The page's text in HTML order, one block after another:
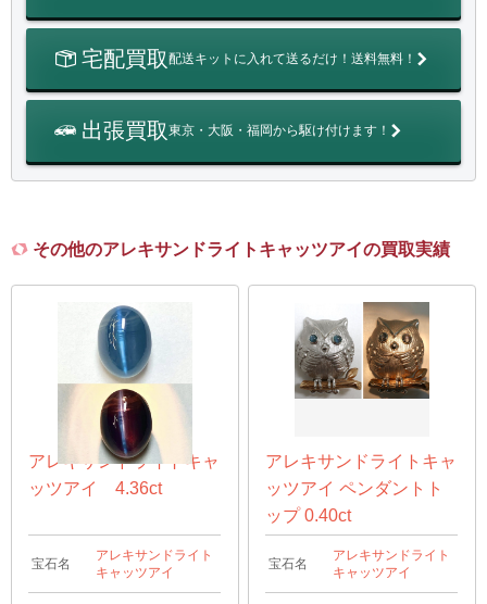
宅配買取配送キットに入れて送るだけ！送料無料！
出張買取東京・大阪・福岡から駆け付けます！
その他のアレキサンドライトキャッツアイの買取実績
アレキサンドライトキャ
ッツアイ 4.36ct
宝石名
アレキサンドライト
キャッツアイ
アレキサンドライトキャ
ッツアイ ペンダントト
ップ 0.40ct
宝石名
アレキサンドライト
キャッツアイ